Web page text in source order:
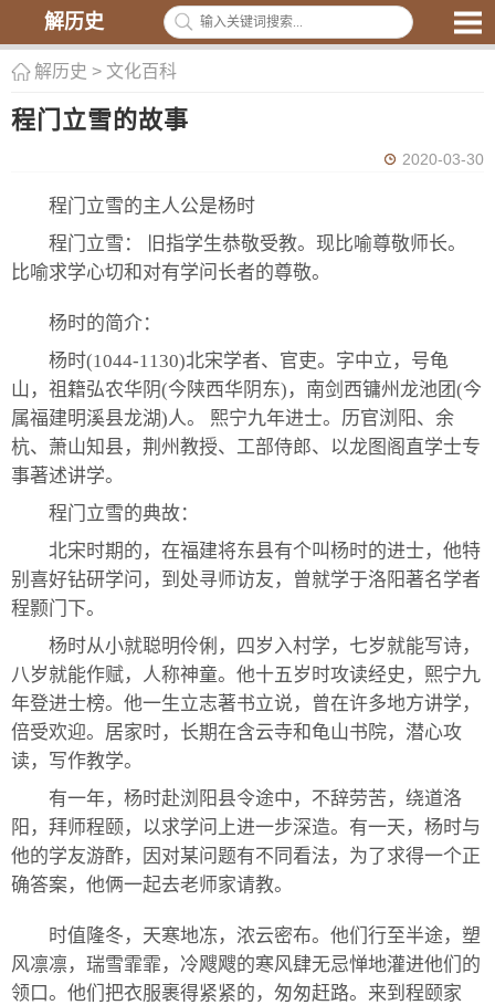
解历史
解历史 > 文化百科
程门立雪的故事
2020-03-30
程门立雪的主人公是杨时
程门立雪： 旧指学生恭敬受教。现比喻尊敬师长。
比喻求学心切和对有学问长者的尊敬。
杨时的简介：
杨时(1044-1130)北宋学者、官吏。字中立，号龟
山，祖籍弘农华阴(今陕西华阴东)，南剑西镛州龙池团(今
属福建明溪县龙湖)人。 熙宁九年进士。历官浏阳、余
杭、萧山知县，荆州教授、工部侍郎、以龙图阁直学士专
事著述讲学。
程门立雪的典故：
北宋时期的，在福建将东县有个叫杨时的进士，他特
别喜好钻研学问，到处寻师访友，曾就学于洛阳著名学者
程颢门下。
杨时从小就聪明伶俐，四岁入村学，七岁就能写诗，
八岁就能作赋，人称神童。他十五岁时攻读经史，熙宁九
年登进士榜。他一生立志著书立说，曾在许多地方讲学，
倍受欢迎。居家时，长期在含云寺和龟山书院，潜心攻
读，写作教学。
有一年，杨时赴浏阳县令途中，不辞劳苦，绕道洛
阳，拜师程颐，以求学问上进一步深造。有一天，杨时与
他的学友游酢，因对某问题有不同看法，为了求得一个正
确答案，他俩一起去老师家请教。
时值隆冬，天寒地冻，浓云密布。他们行至半途，塑
风凛凛，瑞雪霏霏，冷飕飕的寒风肆无忌惮地灌进他们的
领口。他们把衣服裹得紧紧的，匆匆赶路。来到程颐家